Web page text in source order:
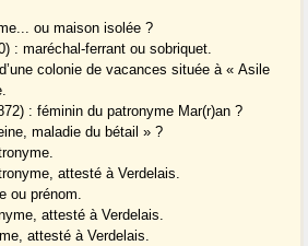
ou maison isolée ?
: maréchal-ferrant ou sobriquet.
colonie de vacances située à « Asile
: féminin du patronyme Mar(r)an ?
maladie du bétail » ?
attesté à Verdelais.
ou prénom.
attesté à Verdelais.
attesté à Verdelais.